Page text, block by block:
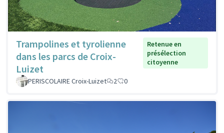
Trampolines et tyrolienne
dans les parcs de Croix-
Luizet
Retenue en
présélection
citoyenne
PERISCOLAIRE Croix-Luizet 2 0